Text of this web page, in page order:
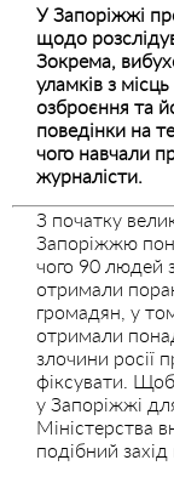
У Запоріжжі
щодо
Зокрема,
уламків з
озброєння та
поведінки на
чого навчали
журналісти.
З початку
Запоріжжю
чого 90 людей
отримали
громадян, у
отримали
злочини росії
фіксувати.
у Запоріжжі
Міністерства
подібний захід